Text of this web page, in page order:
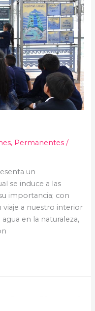
, Permanentes /
un
se induce a las
importancia; con
viaje a nuestro interior
en la naturaleza,